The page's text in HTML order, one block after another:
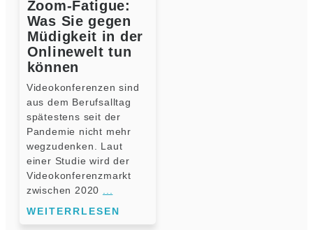
Zoom-Fatigue:
Was Sie gegen
Müdigkeit in der
Onlinewelt tun
können
Videokonferenzen sind
aus dem Berufsalltag
spätestens seit der
Pandemie nicht mehr
wegzudenken. Laut
einer Studie wird der
Videokonferenzmarkt
zwischen 2020 ...
WEITERRLESEN